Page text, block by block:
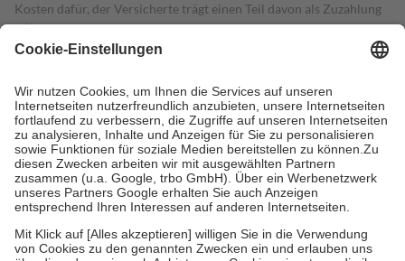
Kosten dafür, der Versicherte trägt einen Teil davon als Zuzahlung
mit.
Grundsätzlich leisten Mitglieder Zuzahlungen in Höhe von zehn
höchstens zehn Euro.
Es sind jedoch nie mehr als die tatsächlichen
Kosten der Leistung zu entrichten.
Diese Regeln gelten grundsätzlich auch für Online-Apotheken.
Bei Heilmitteln und häuslicher Krankenpflege beträgt die
Zuzahlung zehn Prozent der Kosten sowie zehn Euro je
Verordnung.
Um das Engagement der Versicherten für ihre eigene Gesundheit zu
stärken und die besondere Stellung der Familie zu unterstützen,
fallenkeine Zuzahlungenan bei:
• Kindern und Jugendlichen bis zum vollendeten 18. Lebensjahr